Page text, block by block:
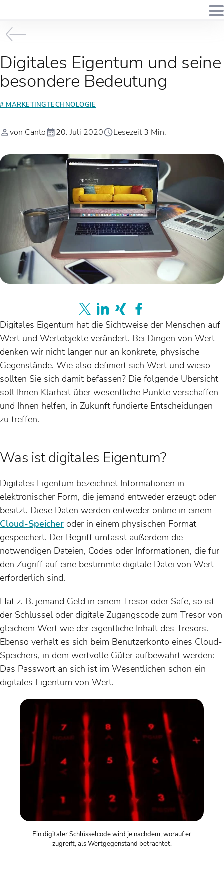
Digitales Eigentum und seine
besondere Bedeutung
# MARKETINGTECHNOLOGIE
von Canto 20. Juli 2020 Lesezeit 3 Min.
Digitales Eigentum hat die Sichtweise der Menschen auf
Wert und Wertobjekte verändert. Bei Dingen von Wert
denken wir nicht länger nur an konkrete, physische
Gegenstände. Wie also definiert sich Wert und wieso
sollten Sie sich damit befassen? Die folgende Übersicht
soll Ihnen Klarheit über wesentliche Punkte verschaffen
und Ihnen helfen, in Zukunft fundierte Entscheidungen
zu treffen.
Was ist digitales Eigentum?
Digitales Eigentum bezeichnet Informationen in
elektronischer Form, die jemand entweder erzeugt oder
besitzt. Diese Daten werden entweder online in einem
Cloud-Speicher oder in einem physischen Format
gespeichert. Der Begriff umfasst außerdem die
notwendigen Dateien, Codes oder Informationen, die für
den Zugriff auf eine bestimmte digitale Datei von Wert
erforderlich sind.
Hat z. B. jemand Geld in einem Tresor oder Safe, so ist
der Schlüssel oder digitale Zugangscode zum Tresor von
gleichem Wert wie der eigentliche Inhalt des Tresors.
Ebenso verhält es sich beim Benutzerkonto eines Cloud-
Speichers, in dem wertvolle Güter aufbewahrt werden:
Das Passwort an sich ist im Wesentlichen schon ein
digitales Eigentum von Wert.
Ein digitaler Schlüsselcode wird je nachdem, worauf er
zugreift, als Wertgegenstand betrachtet.